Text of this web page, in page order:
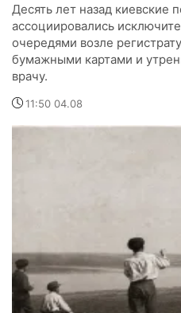
Десять лет назад киевские
ассоциировались
очередями возле
бумажными картами и
врачу.
11:50 04.08